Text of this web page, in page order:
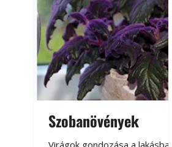
Szobanövények